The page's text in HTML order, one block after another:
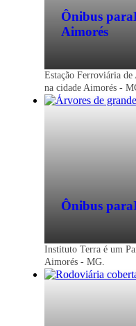
Passagem de
rodoviária.
Ônibus para
Aimorés
Estação Ferroviária
na cidade Aimorés -
Ônibus para
Instituto Terra é um
Aimorés - MG.